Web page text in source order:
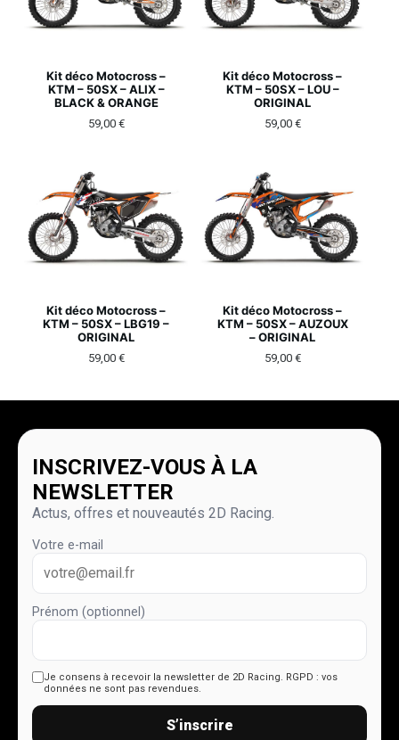
Kit déco Motocross –
KTM – 50SX – ALIX –
BLACK & ORANGE
59,00 €
Kit déco Motocross –
KTM – 50SX – LOU –
ORIGINAL
59,00 €
Kit déco Motocross –
KTM – 50SX – LBG19 –
ORIGINAL
59,00 €
Kit déco Motocross –
KTM – 50SX – AUZOUX
– ORIGINAL
59,00 €
INSCRIVEZ-VOUS À LA
NEWSLETTER
Actus, offres et nouveautés 2D Racing.
Votre e-mail
Prénom (optionnel)
Je consens à recevoir la newsletter de 2D Racing. RGPD : vos
données ne sont pas revendues.
S’inscrire